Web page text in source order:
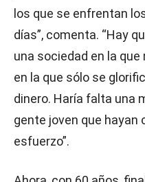
los que se enfrentan
días”, comenta. “Hay
una sociedad en la
en la que sólo se
dinero. Haría falta una
gente joven que hayan
esfuerzo”.